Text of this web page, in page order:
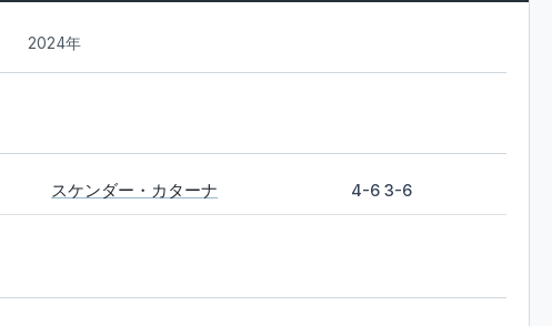
2024年
スケンダー・カターナ 4-6 3-6